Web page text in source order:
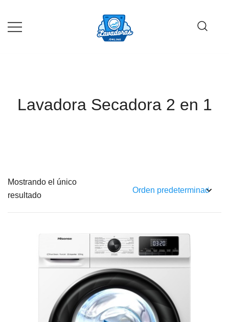
contenido
Lavadora Secadora 2 en 1
Mostrando el único
resultado